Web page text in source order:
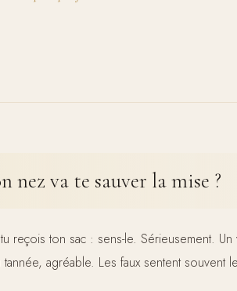
nez va te sauver la mise ?
reçois ton sac : sens-le. Sérieusement.
agréable. Les faux sentent souvent